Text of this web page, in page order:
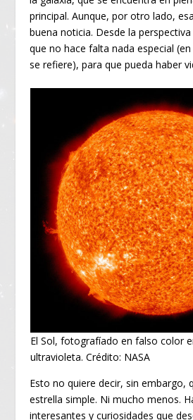
principal. Aunque, por otro lado,
buena noticia. Desde la
que no hace falta nada especial
se refiere), para que pueda haber
El Sol, fotografíado en falso color
ultravioleta. Crédito: NASA
Esto no quiere decir, sin embargo,
estrella simple. Ni mucho menos.
interesantes y curiosidades que